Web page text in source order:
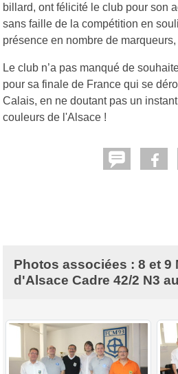
billard, ont félicité le club pour son
sans faille de la compétition en
présence en nombre de
Le club n’a pas manqué de
pour sa finale de France qui se
Calais, en ne doutant pas un
couleurs de l'Alsace !
Photos associées : 8 et 9
d'Alsace Cadre 42/2 N3